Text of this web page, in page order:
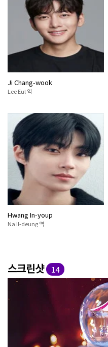
Ji Chang-wook
Lee Eul 역
Hwang In-youp
Na Il-deung 역
스크린샷 14